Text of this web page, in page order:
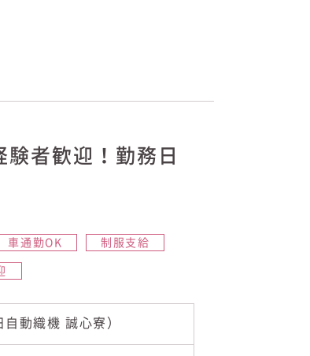
者歓迎！勤務日
車通勤OK 制服支給
動織機 誠心寮）